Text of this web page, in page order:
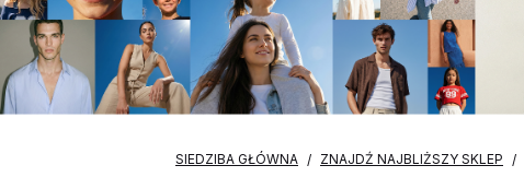
SIEDZIBA GŁÓWNA ZNAJDŹ NAJBLIŻSZY SKLEP